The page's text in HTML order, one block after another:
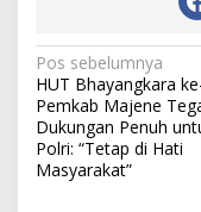
N
a
v
i
Pos sebelumnya
HUT Bhayangkara
Pemkab Majene
Dukungan Penuh
Polri: “Tetap di Hati
Masyarakat”